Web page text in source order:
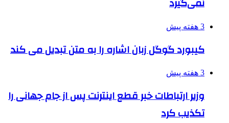
3 هفته پیش
کیبورد گوگل زبان اشاره را به متن تبدیل می کند
3 هفته پیش
وزیر ارتباطات خبر قطع اینترنت پس از جام جهانی را
تکذیب کرد